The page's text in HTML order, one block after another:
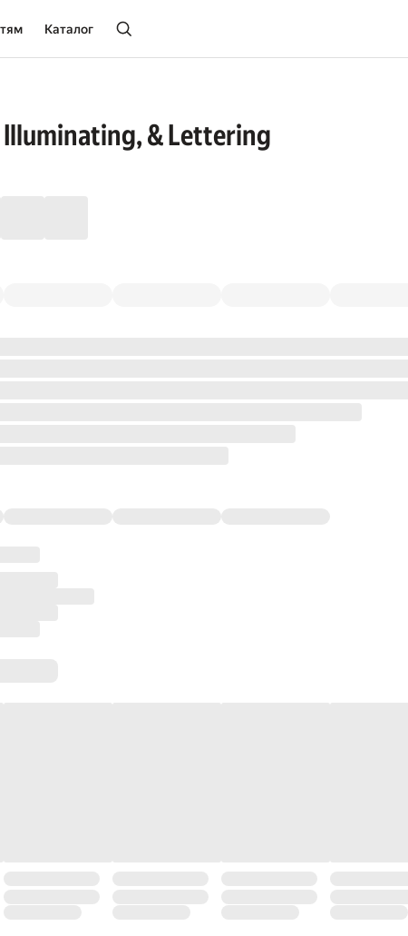
Каталог
& Lettering